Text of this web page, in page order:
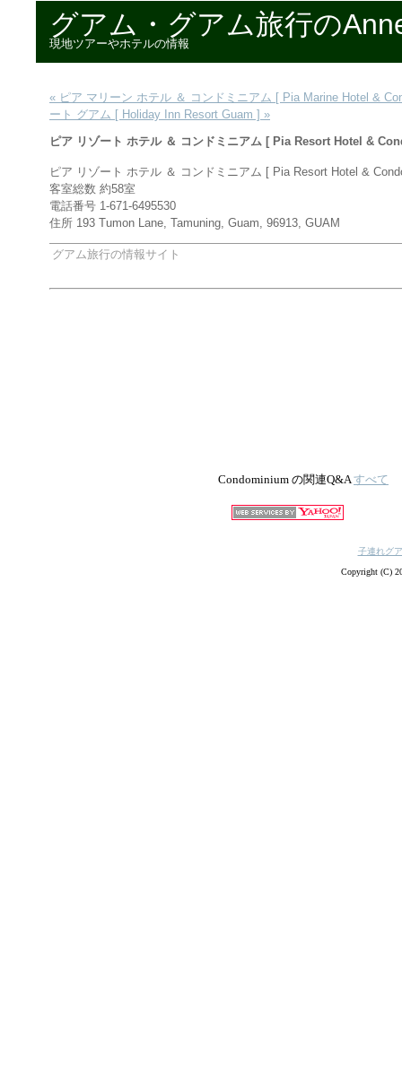
グアム・グアム旅行の
現地ツアーやホテルの情報
« ピア マリーン ホテル ＆ コンドミニアム [ Pia Marine Hotel &
ート グアム [ Holiday Inn Resort Guam ] »
ピア リゾート ホテル ＆ コンドミニアム [ Pia Resort Hotel &
ピア リゾート ホテル ＆ コンドミニアム [ Pia Resort Hotel &
客室総数 約58室
電話番号 1-671-6495530
住所 193 Tumon Lane, Tamuning, Guam, 96913, GUAM
グアム旅行の情報サイト
Condominium の関連Q&Aすべて
子連れグ
Copyright (C)